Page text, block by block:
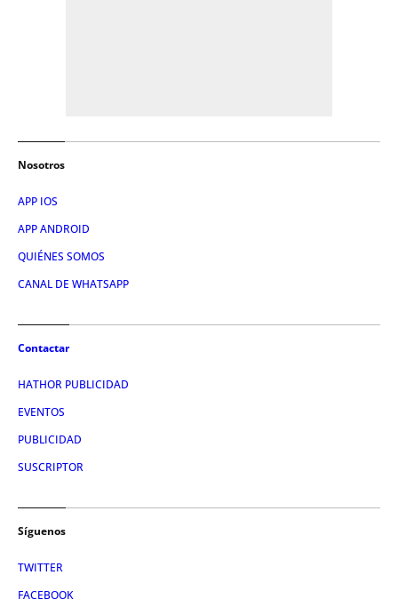
Nosotros
APP IOS
APP ANDROID
QUIÉNES SOMOS
CANAL DE WHATSAPP
Contactar
HATHOR PUBLICIDAD
EVENTOS
PUBLICIDAD
SUSCRIPTOR
Síguenos
TWITTER
FACEBOOK